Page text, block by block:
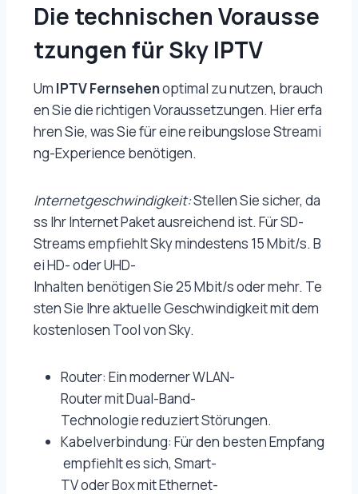
Die technischen Vorausse
tzungen für Sky IPTV
Um IPTV Fernsehenoptimal zu nutzen, brauch
en Sie die richtigen Voraussetzungen. Hier erfa
hren Sie, was Sie für eine reibungslose Streami
ng-Experience benötigen.
Internetgeschwindigkeit:Stellen Sie sicher, da
ss Ihr Internet Paket ausreichend ist. Für SD-
Streams empfiehlt Sky mindestens 15 Mbit/s. B
ei HD- oder UHD-
Inhalten benötigen Sie 25 Mbit/s oder mehr. Te
sten Sie Ihre aktuelle Geschwindigkeit mit dem
kostenlosen Tool von Sky.
Router: Ein moderner WLAN-
Router mit Dual-Band-
Technologie reduziert Störungen.
Kabelverbindung: Für den besten Empfang
empfiehlt es sich, Smart-
TV oder Box mit Ethernet-